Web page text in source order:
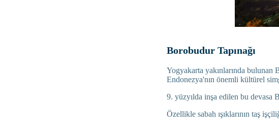
Borobudur Tapınağı
Yogyakarta yakınlarında bulunan
Endonezya'nın önemli kültürel
9. yüzyılda inşa edilen bu devasa
Özellikle sabah ışıklarının taş